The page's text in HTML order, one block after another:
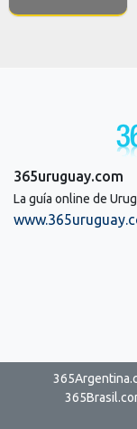
365uruguay.com
La guía online de